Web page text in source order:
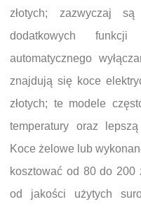
złotych; zazwyczaj
dodatkowych
automatycznego
znajdują się koce
złotych; te modele
temperatury oraz
Koce żelowe lub
kosztować od 80 do 200
od jakości użytych